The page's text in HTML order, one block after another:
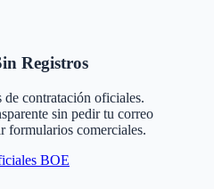
Registros
de contratación oficiales.
sin pedir tu correo
formularios comerciales.
BOE